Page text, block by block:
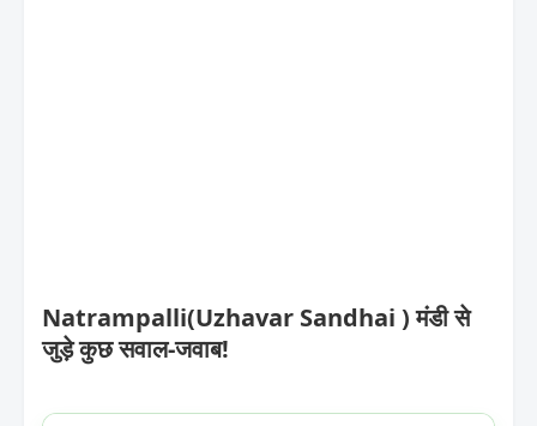
Natrampalli(Uzhavar Sandhai ) मंडी से
जुड़े कुछ सवाल-जवाब!